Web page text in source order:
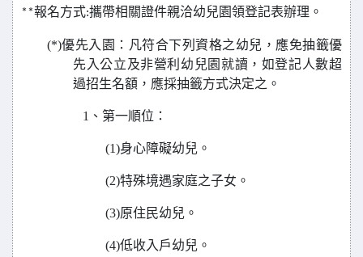
**報名方式:攜帶相關證件親洽幼兒園領登記表辦理。
(*)優先入園：凡符合下列資格之幼兒，應免抽籤優
先入公立及非營利幼兒園就讀，如登記人數超
過招生名額，應採抽籤方式決定之。
1 、第一順位：
(1)身心障礙幼兒。
(2)特殊境遇家庭之子女。
(3)原住民幼兒。
(4)低收入戶幼兒。